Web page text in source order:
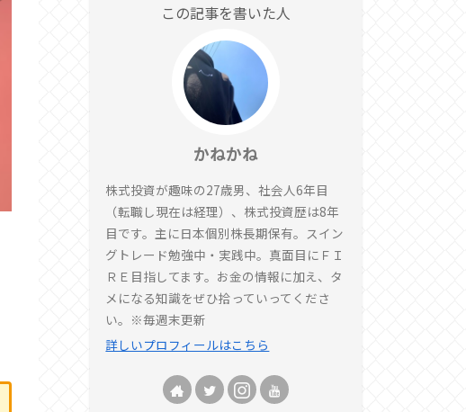
この記事を書いた人
かねかね
株式投資が趣味の27歳男、社会人6年目
（転職し現在は経理）、株式投資歴は8年
目です。主に日本個別株長期保有。スイン
グトレード勉強中・実践中。真面目にＦＩ
ＲＥ目指してます。お金の情報に加え、タ
メになる知識をぜひ拾っていってくださ
い。※毎週末更新
詳しいプロフィールはこちら